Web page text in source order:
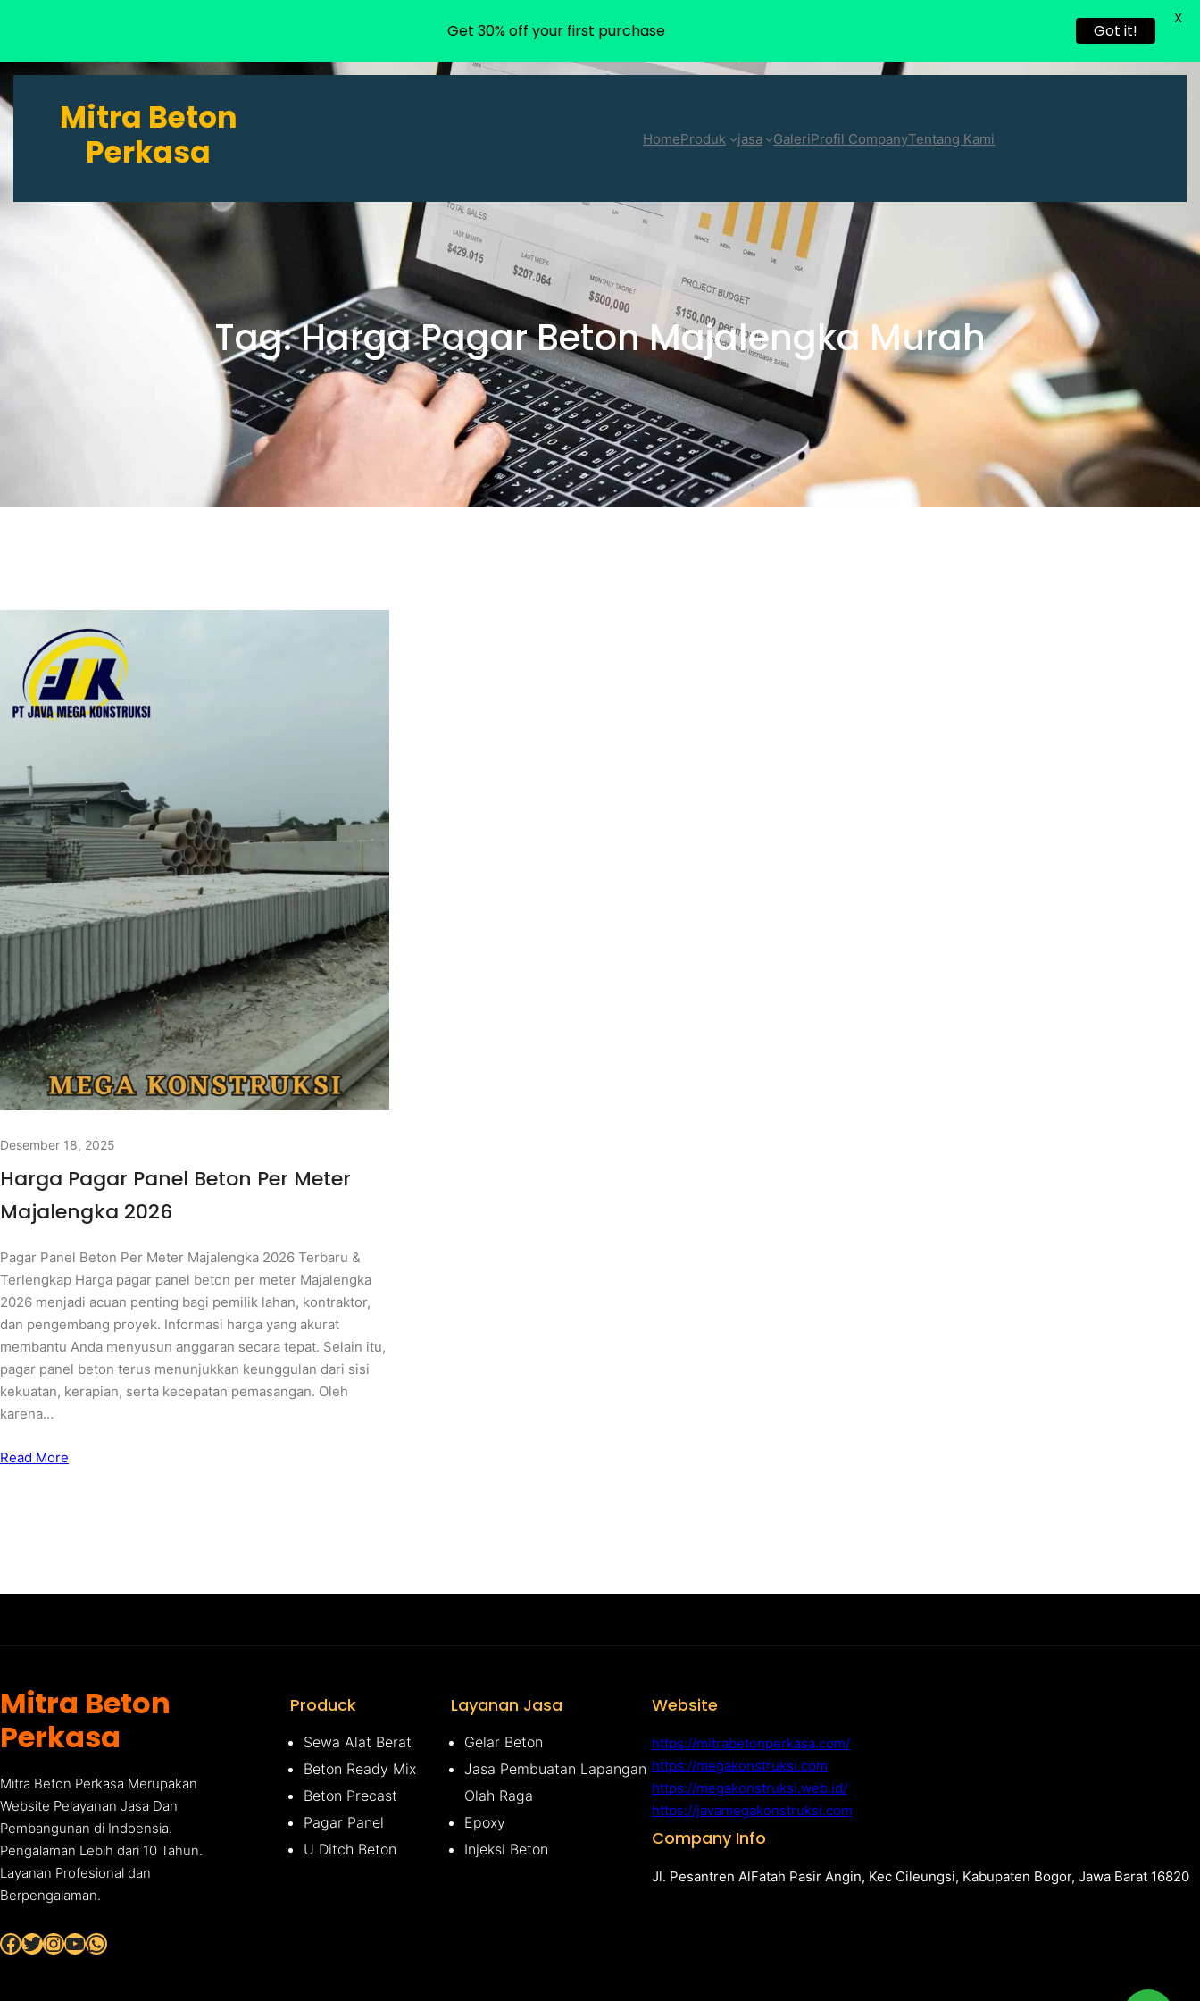
Lewati
ke
konten
Mitra Beton
Perkasa
HomeProduk jasa GaleriProfil CompanyTentang Kami
Tag:Harga Pagar Beton Majalengka Murah
Desember 18, 2025
Harga Pagar Panel Beton Per Meter
Majalengka 2026
Pagar Panel Beton Per Meter Majalengka 2026 Terbaru &
Terlengkap Harga pagar panel beton per meter Majalengka
2026 menjadi acuan penting bagi pemilik lahan, kontraktor,
dan pengembang proyek. Informasi harga yang akurat
membantu Anda menyusun anggaran secara tepat. Selain itu,
pagar panel beton terus menunjukkan keunggulan dari sisi
kekuatan, kerapian, serta kecepatan pemasangan. Oleh
karena…
Read More
Mitra Beton
Perkasa
Mitra Beton Perkasa Merupakan
Website Pelayanan Jasa Dan
Pembangunan di Indoensia.
Pengalaman Lebih dari 10 Tahun.
Layanan Profesional dan
Berpengalaman.
Facebook Twitter InstagramYouTube WhatsApp
Produck
Sewa Alat Berat
Beton Ready Mix
Beton Precast
Pagar Panel
U Ditch Beton
Layanan Jasa
Gelar Beton
Jasa Pembuatan Lapangan
Olah Raga
Epoxy
Injeksi Beton
Website
https://mitrabetonperkasa.com/
https://megakonstruksi.com
https://megakonstruksi.web.id/
https://javamegakonstruksi.com
Company Info
Jl. Pesantren AlFatah Pasir Angin, Kec Cileungsi, Kabupaten Bogor, Jawa Barat 16820
Get 30% off your first purchase Got it!
X